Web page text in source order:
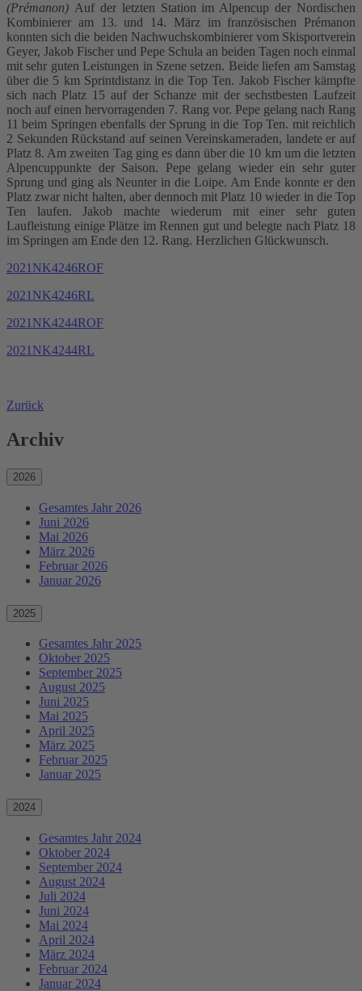
(Prémanon) Auf der letzten Station im Alpencup der Nordischen
Kombinierer am 13. und 14. März im französischen Prémanon
konnten sich die beiden Nachwuchskombinierer vom Skisportverein
Geyer, Jakob Fischer und Pepe Schula an beiden Tagen noch einmal
mit sehr guten Leistungen in Szene setzen. Beide liefen am Samstag
über die 5 km Sprintdistanz in die Top Ten. Jakob Fischer kämpfte
sich nach Platz 15 auf der Schanze mit der sechstbesten Laufzeit
noch auf einen hervorragenden 7. Rang vor. Pepe gelang nach Rang
11 beim Springen ebenfalls der Sprung in die Top Ten. mit reichlich
2 Sekunden Rückstand auf seinen Vereinskameraden, landete er auf
Platz 8. Am zweiten Tag ging es dann über die 10 km um die letzten
Alpencuppunkte der Saison. Pepe gelang wieder ein sehr guter
Sprung und ging als Neunter in die Loipe. Am Ende konnte er den
Platz zwar nicht halten, aber dennoch mit Platz 10 wieder in die Top
Ten laufen. Jakob machte wiederum mit einer sehr guten
Laufleistung einige Plätze im Rennen gut und belegte nach Platz 18
im Springen am Ende den 12. Rang. Herzlichen Glückwunsch.
2021NK4246ROF
2021NK4246RL
2021NK4244ROF
2021NK4244RL
Zurück
Archiv
2026
Gesamtes Jahr 2026
Juni 2026
Mai 2026
März 2026
Februar 2026
Januar 2026
2025
Gesamtes Jahr 2025
Oktober 2025
September 2025
August 2025
Juni 2025
Mai 2025
April 2025
März 2025
Februar 2025
Januar 2025
2024
Gesamtes Jahr 2024
Oktober 2024
September 2024
August 2024
Juli 2024
Juni 2024
Mai 2024
April 2024
März 2024
Februar 2024
Januar 2024